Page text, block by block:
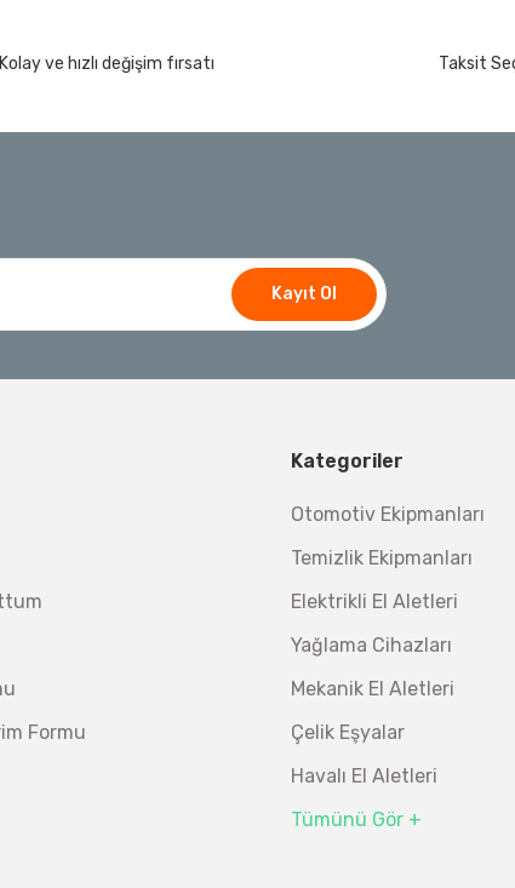
ve hızlı değişim fırsatı Taksit
Kayıt Ol
Formu
Kategoriler
Otomotiv Ekipmanları
Temizlik Ekipmanları
Elektrikli El Aletleri
Yağlama Cihazları
Mekanik El Aletleri
Çelik Eşyalar
Havalı El Aletleri
Tümünü Gör +